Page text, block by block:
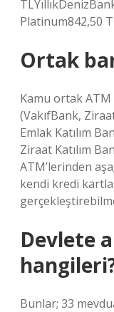
Platinum842,50
Ortak
Kamu ortak
(VakıfBank,
Emlak Katılım
Ziraat Katılım
ATM’lerinden
kendi kredi
Devlete
Bunlar; 33